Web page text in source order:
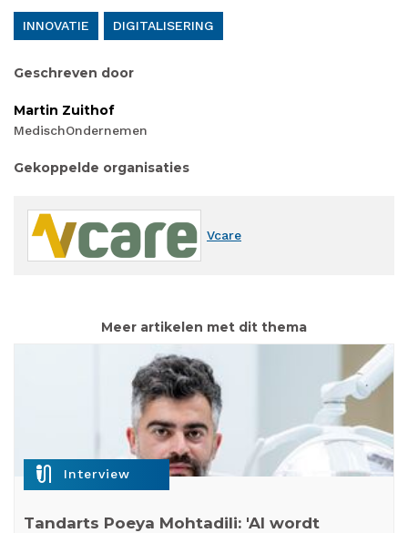
INNOVATIE DIGITALISERING
Geschreven door
Martin Zuithof
MedischOndernemen
Gekoppelde organisaties
Vcare
Meer artikelen met dit thema
mic_external_on Interview
Tandarts Poeya Mohtadili: 'AI wordt